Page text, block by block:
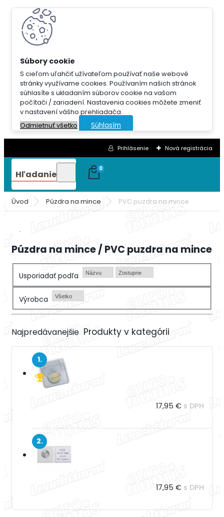
S cieľom uľahčiť užívateľom používať naše webové
stránky využívame cookies. Používaním našich stránok
súhlasíte s ukladaním súborov cookie na vašom
počítači / zariadení. Nastavenia cookies môžete zmeniť
v nastavení vášho prehliadača.
Odmietnuť všetko
Súhlasím
Prihlásenie Nová registrácia
Hľadanie 0
Úvod Púzdra na mince PVC puzdra na mince
Púzdra na mince / PVC puzdra na mince
Usporiadať podľa Názvu Zostupne
Výrobca Všetko
Najpredávanejšie
1.
17,95 € s DPH
2.
17,95 € s DPH